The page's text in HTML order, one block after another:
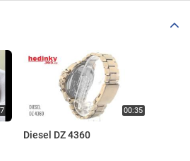
Diesel DZ 4360